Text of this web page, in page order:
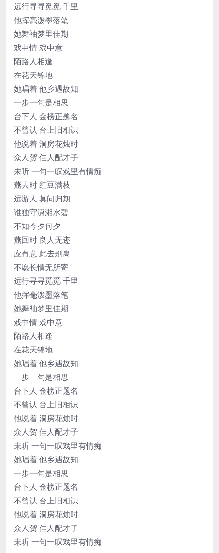
远行寻寻觅觅 千里
他挥毫泼墨落笔
她舞袖梦里佳期
戏中情 戏中意
陌路人相逢
在花天锦地
她唱着 他乡遇故知
一步一句是相思
台下人 金榜正题名
不曾认 台上旧相识
他说着 洞房花烛时
众人贺 佳人配才子
未听 一句一叹戏里有情痴
燕去时 红豆满枝
远游人 莫问归期
谁独守潇湘水碧
不知今夕何夕
燕回时 良人无迹
应有意 此去别离
不愿长情无所寄
远行寻寻觅觅 千里
他挥毫泼墨落笔
她舞袖梦里佳期
戏中情 戏中意
陌路人相逢
在花天锦地
她唱着 他乡遇故知
一步一句是相思
台下人 金榜正题名
不曾认 台上旧相识
他说着 洞房花烛时
众人贺 佳人配才子
未听 一句一叹戏里有情痴
她唱着 他乡遇故知
一步一句是相思
台下人 金榜正题名
不曾认 台上旧相识
他说着 洞房花烛时
众人贺 佳人配才子
未听 一句一叹戏里有情痴